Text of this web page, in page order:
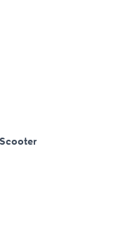
Scooter